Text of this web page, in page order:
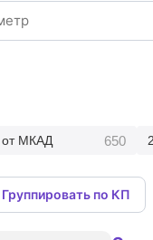
от МКАД 650
Группировать по КП